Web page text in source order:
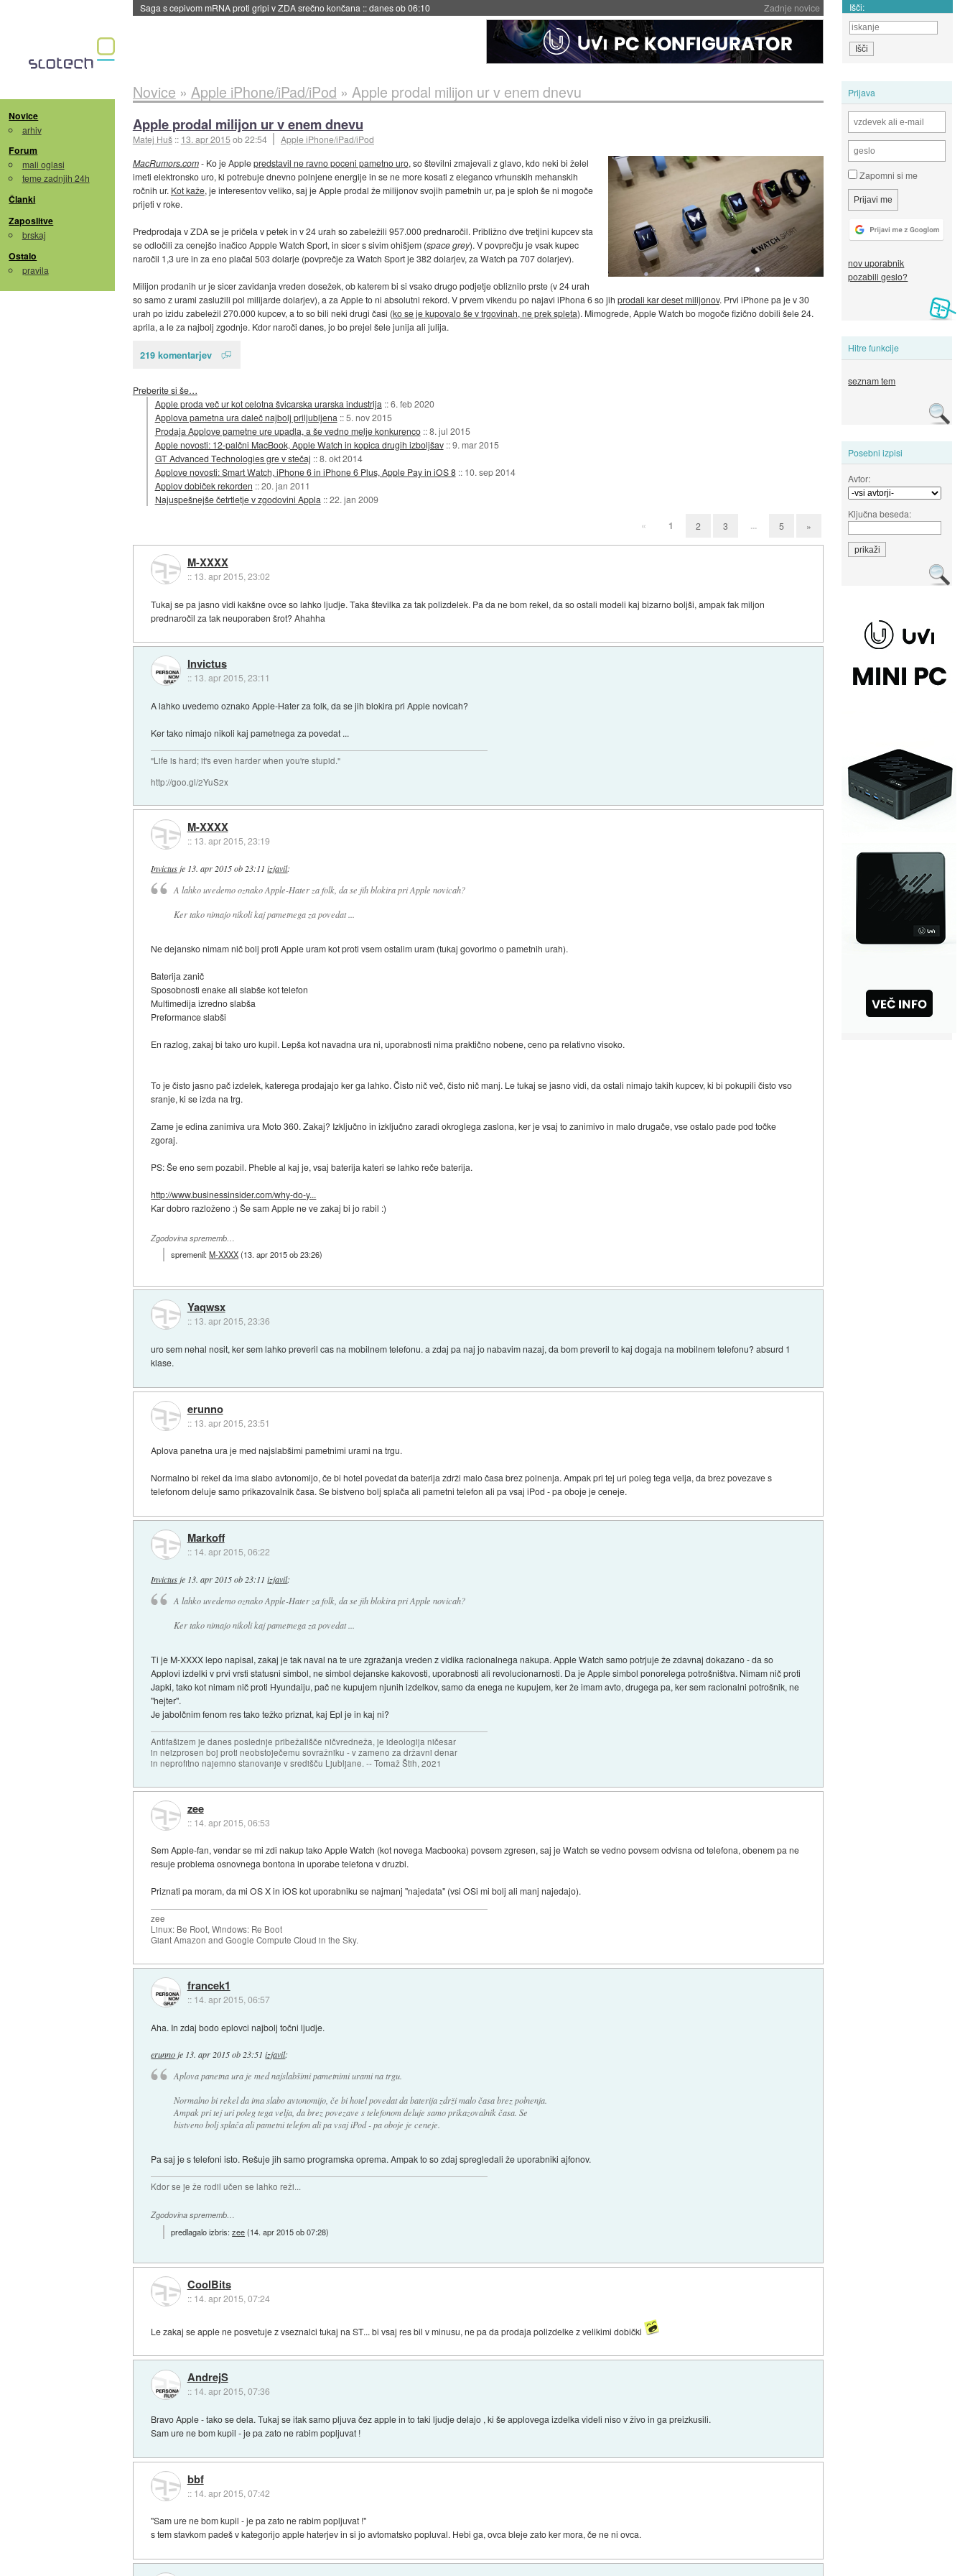
Zadnje novice
Saga s cepivom mRNA proti gripi v ZDA srečno končana ::danes ob 06:10 Išči:
Novice
arhiv
Forum
mali oglasi
teme zadnjih 24h
Članki
Zaposlitve
brskaj
Ostalo
pravila
Prijava
Zapomni si me
nov uporabnik
pozabili geslo?
Hitre funkcije
seznam tem
Posebni izpisi
Avtor:
Ključna beseda:
Novice » Apple iPhone/iPad/iPod » Apple prodal milijon ur v enem dnevu
Apple prodal milijon ur v enem dnevu
Matej Huš :: 13. apr 2015ob 22:54
Apple iPhone/iPad/iPod
MacRumors.com- Ko je Applepredstavil ne ravno poceni pametno uro, so številni zmajevali z glavo, kdo neki bi želel
imeti elektronsko uro, ki potrebuje dnevno polnjene energije in se ne more kosati z eleganco vrhunskih mehanskih
ročnih ur. Kot kaže, je interesentov veliko, saj je Apple prodal že milijonov svojih pametnih ur, pa je sploh še ni mogoče
prijeti v roke.
Predprodaja v ZDA se je pričela v petek in v 24 urah so zabeležili 957.000 prednaročil. Približno dve tretjini kupcev sta
se odločili za cenejšo inačico Appple Watch Sport, in sicer s sivim ohišjem (space grey). V povprečju je vsak kupec
naročil 1,3 ure in za eno plačal 503 dolarje (povprečje za Watch Sport je 382 dolarjev, za Watch pa 707 dolarjev).
Milijon prodanih ur je sicer zavidanja vreden dosežek, ob katerem bi si vsako drugo podjetje obliznilo prste (v 24 urah
so samo z urami zaslužili pol milijarde dolarjev), a za Apple to ni absolutni rekord. V prvem vikendu po najavi iPhona 6 so jih prodali kar deset milijonov. Prvi iPhone pa je v 30
urah po izidu zabeležil 270.000 kupcev, a to so bili neki drugi časi (ko se je kupovalo še v trgovinah, ne prek spleta). Mimogrede, Apple Watch bo mogoče fizično dobili šele 24.
aprila, a le za najbolj zgodnje. Kdor naroči danes, jo bo prejel šele junija ali julija.
219 komentarjev
Preberite si še…
Apple proda več ur kot celotna švicarska urarska industrija ::6. feb 2020
Applova pametna ura daleč najbolj priljubljena ::5. nov 2015
Prodaja Applove pametne ure upadla, a še vedno melje konkurenco ::8. jul 2015
Apple novosti: 12-palčni MacBook, Apple Watch in kopica drugih izboljšav ::9. mar 2015
GT Advanced Technologies gre v stečaj ::8. okt 2014
Applove novosti: Smart Watch, iPhone 6 in iPhone 6 Plus, Apple Pay in iOS 8 :: 10. sep 2014
Applov dobiček rekorden ::20. jan 2011
Najuspešnejše četrtletje v zgodovini Appla ::22. jan 2009
« 1 2 3 ... 5 »
M-XXXX
:: 13. apr 2015, 23:02
Tukaj se pa jasno vidi kakšne ovce so lahko ljudje. Taka številka za tak polizdelek. Pa da ne bom rekel, da so ostali modeli kaj bizarno boljši, ampak fak miljon
prednaročil za tak neuporaben šrot? Ahahha
Invictus
:: 13. apr 2015, 23:11
A lahko uvedemo oznako Apple-Hater za folk, da se jih blokira pri Apple novicah?
Ker tako nimajo nikoli kaj pametnega za povedat ...
"Life is hard; it's even harder when you're stupid."
http://goo.gl/2YuS2x
M-XXXX
:: 13. apr 2015, 23:19
Invictus je 13. apr 2015 ob 23:11 izjavil:
A lahko uvedemo oznako Apple-Hater za folk, da se jih blokira pri Apple novicah?
Ker tako nimajo nikoli kaj pametnega za povedat ...
Ne dejansko nimam nič bolj proti Apple uram kot proti vsem ostalim uram (tukaj govorimo o pametnih urah).
Baterija zanič
Sposobnosti enake ali slabše kot telefon
Multimedija izredno slabša
Preformance slabši
En razlog, zakaj bi tako uro kupil. Lepša kot navadna ura ni, uporabnosti nima praktično nobene, ceno pa relativno visoko.
To je čisto jasno pač izdelek, katerega prodajajo ker ga lahko. Čisto nič več, čisto nič manj. Le tukaj se jasno vidi, da ostali nimajo takih kupcev, ki bi pokupili čisto vso
sranje, ki se izda na trg.
Zame je edina zanimiva ura Moto 360. Zakaj? Izključno in izključno zaradi okroglega zaslona, ker je vsaj to zanimivo in malo drugače, vse ostalo pade pod točke
zgoraj.
PS: Še eno sem pozabil. Pheble al kaj je, vsaj baterija kateri se lahko reče baterija.
http://www.businessinsider.com/why-do-y...
Kar dobro razloženo :) Še sam Apple ne ve zakaj bi jo rabil :)
Zgodovina sprememb…
spremenil:M-XXXX(13. apr 2015 ob 23:26)
Yaqwsx
:: 13. apr 2015, 23:36
uro sem nehal nosit, ker sem lahko preveril cas na mobilnem telefonu. a zdaj pa naj jo nabavim nazaj, da bom preveril to kaj dogaja na mobilnem telefonu? absurd 1
klase.
erunno
:: 13. apr 2015, 23:51
Aplova panetna ura je med najslabšimi pametnimi urami na trgu.
Normalno bi rekel da ima slabo avtonomijo, če bi hotel povedat da baterija zdrži malo časa brez polnenja. Ampak pri tej uri poleg tega velja, da brez povezave s
telefonom deluje samo prikazovalnik časa. Se bistveno bolj splača ali pametni telefon ali pa vsaj iPod - pa oboje je ceneje.
Markoff
:: 14. apr 2015, 06:22
Invictus je 13. apr 2015 ob 23:11 izjavil:
A lahko uvedemo oznako Apple-Hater za folk, da se jih blokira pri Apple novicah?
Ker tako nimajo nikoli kaj pametnega za povedat ...
Ti je M-XXXX lepo napisal, zakaj je tak naval na te ure zgražanja vreden z vidika racionalnega nakupa. Apple Watch samo potrjuje že zdavnaj dokazano - da so
Applovi izdelki v prvi vrsti statusni simbol, ne simbol dejanske kakovosti, uporabnosti ali revolucionarnosti. Da je Apple simbol ponorelega potrošništva. Nimam nič proti
Japki, tako kot nimam nič proti Hyundaiju, pač ne kupujem njunih izdelkov, samo da enega ne kupujem, ker že imam avto, drugega pa, ker sem racionalni potrošnik, ne
"hejter".
Je jabolčnim fenom res tako težko priznat, kaj Epl je in kaj ni?
Antifašizem je danes poslednje pribežališče ničvredneža, je ideologija ničesar
in neizprosen boj proti neobstoječemu sovražniku - v zameno za državni denar
in neprofitno najemno stanovanje v središču Ljubljane. -- Tomaž Štih, 2021
zee
:: 14. apr 2015, 06:53
Sem Apple-fan, vendar se mi zdi nakup tako Apple Watch (kot novega Macbooka) povsem zgresen, saj je Watch se vedno povsem odvisna od telefona, obenem pa ne
resuje problema osnovnega bontona in uporabe telefona v druzbi.
Priznati pa moram, da mi OS X in iOS kot uporabniku se najmanj "najedata" (vsi OSi mi bolj ali manj najedajo).
zee
Linux: Be Root, Windows: Re Boot
Giant Amazon and Google Compute Cloud in the Sky.
francek1
:: 14. apr 2015, 06:57
Aha. In zdaj bodo eplovci najbolj točni ljudje.
erunno je 13. apr 2015 ob 23:51 izjavil:
Aplova panetna ura je med najslabšimi pametnimi urami na trgu.
Normalno bi rekel da ima slabo avtonomijo, če bi hotel povedat da baterija zdrži malo časa brez polnenja.
Ampak pri tej uri poleg tega velja, da brez povezave s telefonom deluje samo prikazovalnik časa. Se
bistveno bolj splača ali pametni telefon ali pa vsaj iPod - pa oboje je ceneje.
Pa saj je s telefoni isto. Rešuje jih samo programska oprema. Ampak to so zdaj spregledali že uporabniki ajfonov.
Kdor se je že rodil učen se lahko reži...
Zgodovina sprememb…
predlagalo izbris:zee(14. apr 2015 ob 07:28)
CoolBits
:: 14. apr 2015, 07:24
Le zakaj se apple ne posvetuje z vseznalci tukaj na ST... bi vsaj res bil v minusu, ne pa da prodaja polizdelke z velikimi dobički
AndrejS
:: 14. apr 2015, 07:36
Bravo Apple - tako se dela. Tukaj se itak samo pljuva čez apple in to taki ljudje delajo , ki še applovega izdelka videli niso v živo in ga preizkusili.
Sam ure ne bom kupil - je pa zato ne rabim popljuvat !
bbf
:: 14. apr 2015, 07:42
"Sam ure ne bom kupil - je pa zato ne rabim popljuvat !"
s tem stavkom padeš v kategorijo apple haterjev in si jo avtomatsko popluval. Hebi ga, ovca bleje zato ker mora, če ne ni ovca.